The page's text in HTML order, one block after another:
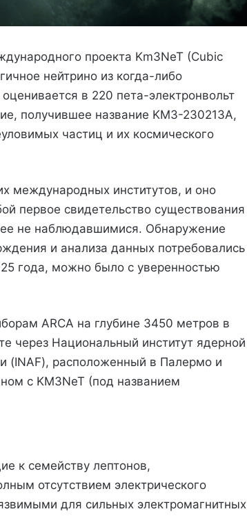
проекта Km3NeT (Cubic
нейтрино из когда-либо
в 220 пета-электронвольт
получившее название KM3-230213A,
частиц и их космического
международных институтов, и оно
первое свидетельство существования
не наблюдавшимися. Обнаружение
и анализа данных потребовались
года, можно было с уверенностью
ARCA на глубине 3450 метров в
через Национальный институт ядерной
(INAF), расположенный в Палермо и
с KM3NeT (под названием
к семейству лептонов,
отсутствием электрического
для сильных электромагнитных